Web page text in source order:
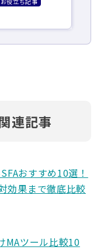
連記事
おすすめ10選！
効果まで徹底比較
MAツール比較10